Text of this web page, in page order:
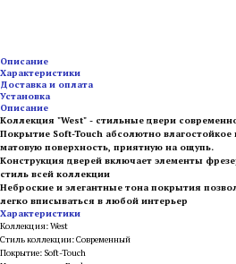
Описание
Характеристики
Доставка и оплата
Установка
Описание
Коллекция "West" - стильные двери
Покрытие Soft-Touch абсолютно
матовую поверхность, приятную на ощупь.
Конструкция дверей включает элементы
стиль всей коллекции
Неброские и элегантные тона покрытия
легко впиcываться в любой интерьер
Характеристики
Коллекция: West
Стиль коллекции: Современный
Покрытие: Soft-Touch